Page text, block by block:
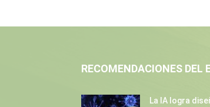
RECOMENDACIONES DEL
La IA logra